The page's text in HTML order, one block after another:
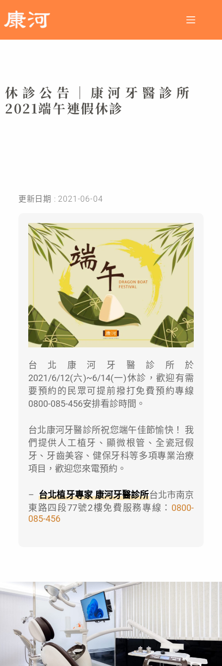
休診公告｜康河牙醫診所
2021端午連假休診
更新日期 : 2021-06-04
台北康河牙醫診所於
2021/6/12(六)~6/14(一)休診，歡迎有需
要預約的民眾可提前撥打免費預約專線
0800-085-456安排看診時間。
台北康河牙醫診所祝您端午佳節愉快！ 我
們提供人工植牙、顯微根管、全瓷冠假
牙、牙齒美容、健保牙科等多項專業治療
項目，歡迎您來電預約。
–台北植牙專家 康河牙醫診所台北市南京
東路四段77號2樓免費服務專線： 0800-
085-456